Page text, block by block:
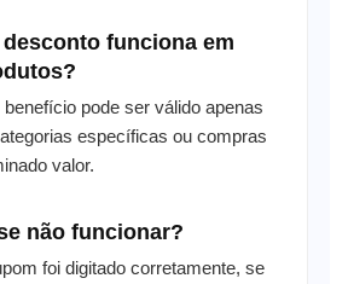
funciona em
pode ser válido apenas
específicas ou compras
valor.
não funcionar?
foi digitado corretamente, se